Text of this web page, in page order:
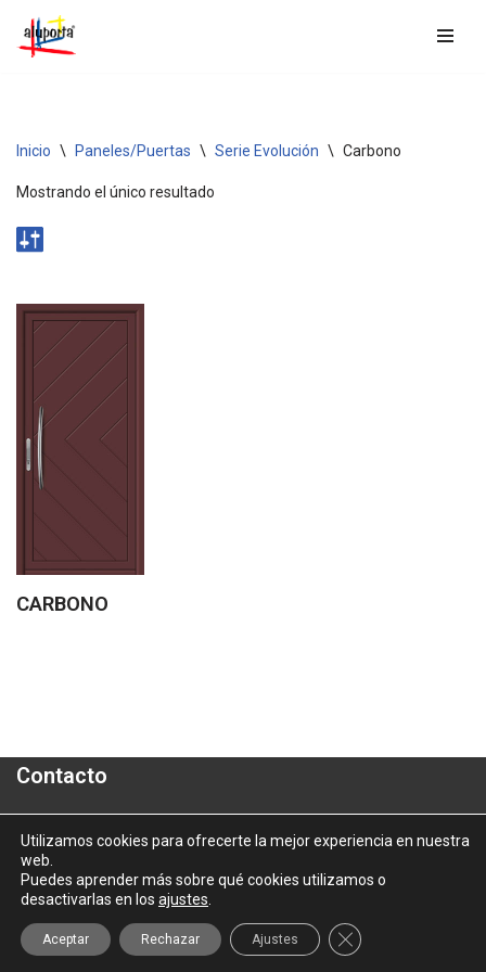
Saltar
Inicio \ Paneles/Puertas \ Serie Evolución \ Carbono
Mostrando el único resultado
CARBONO
Contacto
Polígono Industrial "A Granxa"- Paralela 2- Parcela 16
informacion@aluporta.com
Tel: +34 986 337 787 - Fax: +34 986 337 778
2025 © Aluporta |Aviso Legal |Política de Privacidad
de Cookies
Utilizamos cookies para ofrecerte la mejor experiencia en nuestra
web.
Puedes aprender más sobre qué cookies utilizamos o
desactivarlas en los ajustes
Aceptar Rechazar Ajustes Cerrar el banner de